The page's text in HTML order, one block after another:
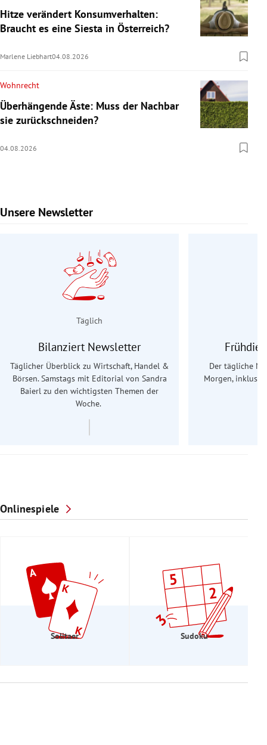
Hitze verändert Konsumverhalten:
Braucht es eine Siesta in Österreich?
Marlene Liebhart04.08.2026
Wohnrecht
Überhängende Äste: Muss der Nachbar
sie zurückschneiden?
04.08.2026
Unsere Newsletter
Slide 1 von 9
Täglich
Bilanziert Newsletter
Täglicher Überblick zu Wirtschaft, Handel &
Börsen. Samstags mit Editorial von Sandra
Baierl zu den wichtigsten Themen der
Woche.
Der tägliche
Morgen,
Onlinespiele
Solitaer Sudoku